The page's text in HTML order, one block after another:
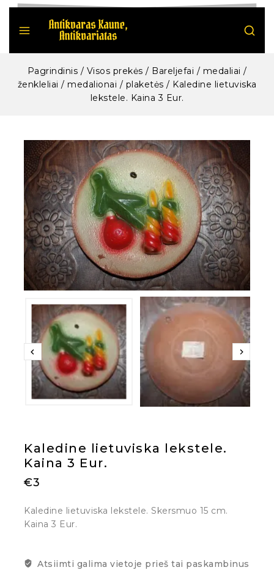
Pagrindinis / Visos prekės / Bareljefai / medaliai /
ženkleliai / medalionai / plaketės / Kaledine lietuviska
lekstele. Kaina 3 Eur.
Kaledine lietuviska lekstele.
Kaina 3 Eur.
€3
Kaledine lietuviska lekstele. Skersmuo 15 cm.
Kaina 3 Eur.
Atsiimti galima vietoje prieš tai paskambinus